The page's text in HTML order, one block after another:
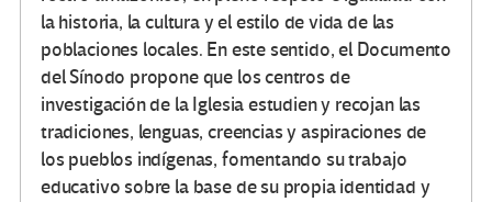
la historia, la cultura y el estilo de vida de las
poblaciones locales. En este sentido, el Documento
del Sínodo propone que los centros de
investigación de la Iglesia estudien y recojan las
tradiciones, lenguas, creencias y aspiraciones de
los pueblos indígenas, fomentando su trabajo
educativo sobre la base de su propia identidad y